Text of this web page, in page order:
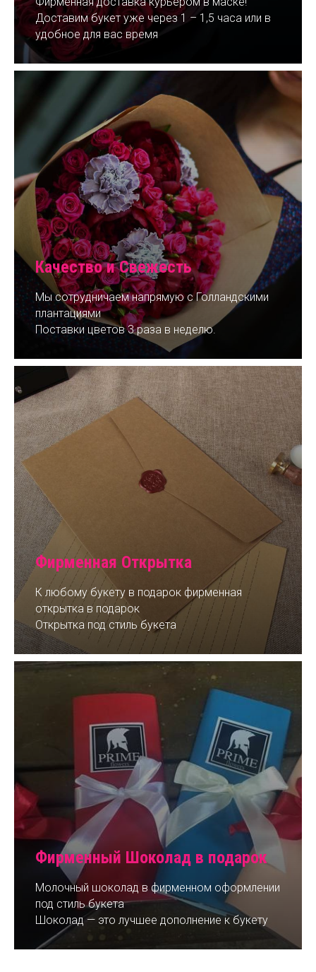
Доставим букет уже через 1 – 1,5 часа или в
удобное для вас время
Качество и Свежесть
Мы сотрудничаем напрямую с Голландскими
плантациями
Поставки цветов 3 раза в неделю.
Фирменная Открытка
К любому букету в подарок фирменная
открытка в подарок
Открытка под стиль букета
Фирменный Шоколад в подарок
Молочный шоколад в фирменном оформлении
под стиль букета
Шоколад — это лучшее дополнение к букету